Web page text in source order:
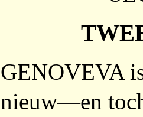
GENOVEVA
nieuw—en